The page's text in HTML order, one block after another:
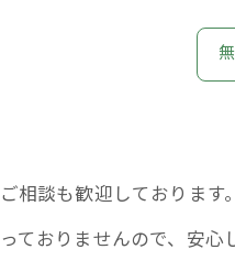
相談も歓迎しております。
ておりませんので、安心